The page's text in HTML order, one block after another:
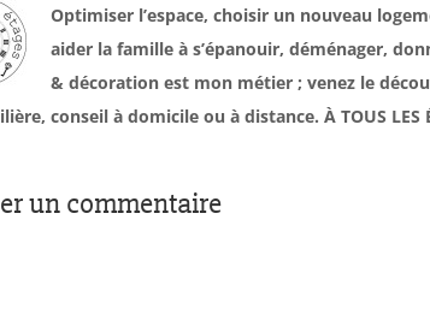
Optimiser l’espace, choisir un nouveau
aider la famille à s’épanouir, déménager,
& décoration est mon métier ; venez le
conseil à domicile ou à distance. À TOUS LES
un commentaire